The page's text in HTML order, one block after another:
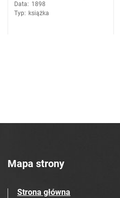
1942)
Data: 1898
Typ: książka
Mapa strony
Strona główna